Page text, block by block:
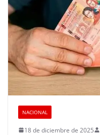
NACIONAL
18 de diciembre de 2025